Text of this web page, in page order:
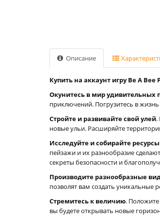
Описание
Купить на аккаунт игру Be A Bee
Окунитесь в мир удивительных
приключений. Погрузитесь в
Стройте и развивайте свой улей.
новые ульи. Расширяйте
Исследуйте и собирайте ресурсы
пейзажи и их разнообразие
секреты безопасности и
Производите разнообразные
позволят вам создать уникальные
Стремитесь к величию.
вы будете открывать новые